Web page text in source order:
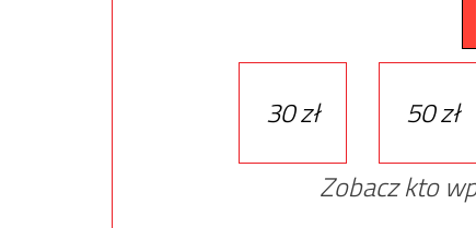
30 zł 50 zł
Zobacz kto